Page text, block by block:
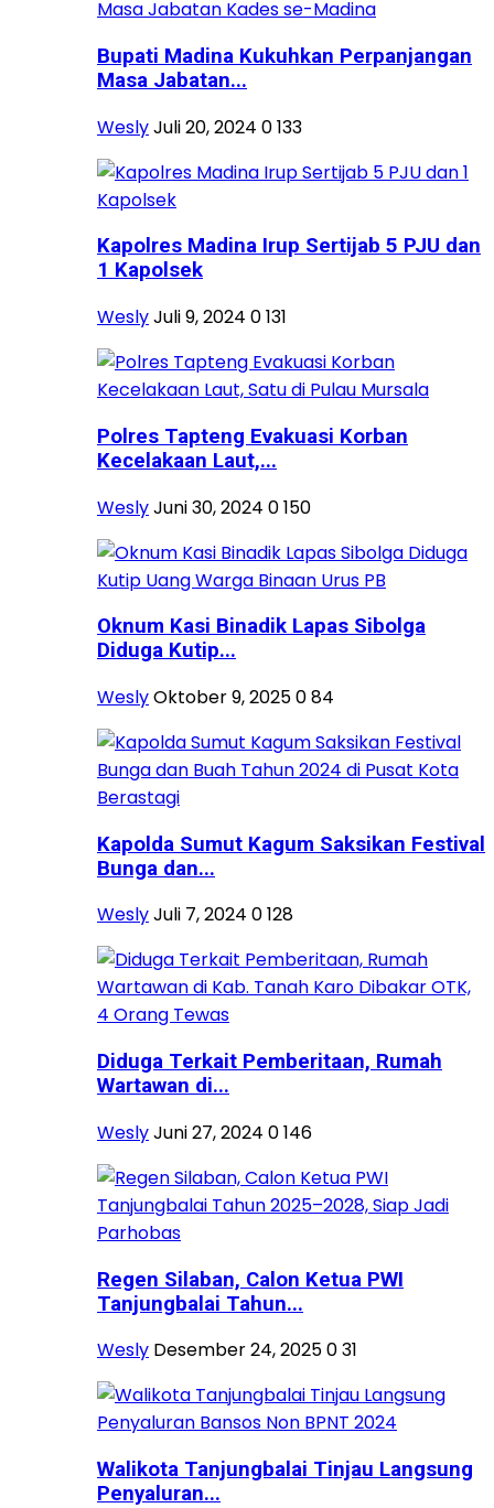
Bupati Madina Kukuhkan Perpanjangan
Masa Jabatan...
WeslyJuli 20, 2024 0133
Kapolres Madina Irup Sertijab 5 PJU dan
1 Kapolsek
WeslyJuli 9, 2024 0131
Polres Tapteng Evakuasi Korban
Kecelakaan Laut,...
WeslyJuni 30, 2024 0150
Oknum Kasi Binadik Lapas Sibolga
Diduga Kutip...
WeslyOktober 9, 2025084
Kapolda Sumut Kagum Saksikan Festival
Bunga dan...
WeslyJuli 7, 2024 0128
Diduga Terkait Pemberitaan, Rumah
Wartawan di...
WeslyJuni 27, 2024 0146
Regen Silaban, Calon Ketua PWI
Tanjungbalai Tahun...
Wesly Desember 24, 2025031
Walikota Tanjungbalai Tinjau Langsung
Penyaluran...